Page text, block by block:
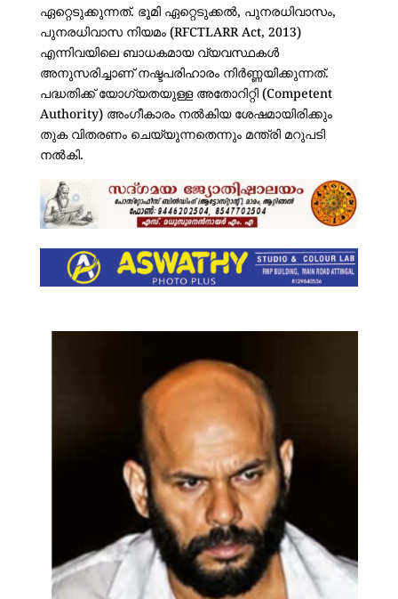
ഏറ്റെടുക്കുന്നത്. ഭൂമി ഏറ്റെടുക്കൽ, പുനരധിവാസം,
പുനരധിവാസ നിയമം (RFCTLARR Act, 2013)
എന്നിവയിലെ ബാധകമായ വ്യവസ്ഥകൾ
അനുസരിച്ചാണ് നഷ്ടപരിഹാരം നിർണ്ണയിക്കുന്നത്.
പദ്ധതിക്ക് യോഗ്യതയുള്ള അതോറിറ്റി (Competent
Authority) അംഗീകാരം നൽകിയ ശേഷമായിരിക്കും
തുക വിതരണം ചെയ്യുന്നതെന്നും മന്ത്രി മറുപടി
നൽകി.